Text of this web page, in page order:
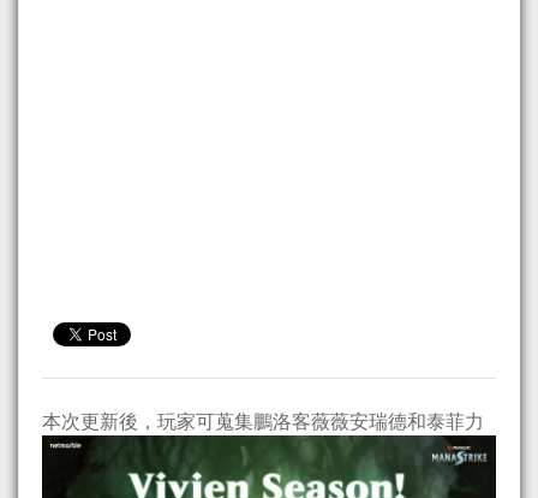
本次更新後，玩家可蒐集鵬洛客薇薇安瑞德和泰菲力